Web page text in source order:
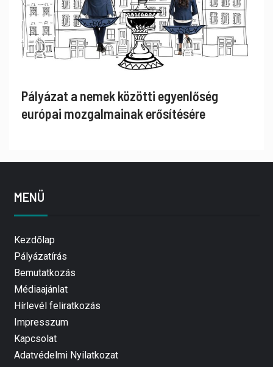
Pályázat a nemek közötti egyenlőség
európai mozgalmainak erősítésére
MENÜ
Kezdőlap
Pályázatírás
Bemutatkozás
Médiaajánlat
Hírlevél feliratkozás
Impresszum
Kapcsolat
Adatvédelmi Nyilatkozat